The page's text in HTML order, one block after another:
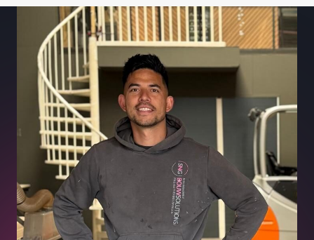
Verbouw
Uitbreiding
Renovatie
Onderhoud
Over ons
Neem contact